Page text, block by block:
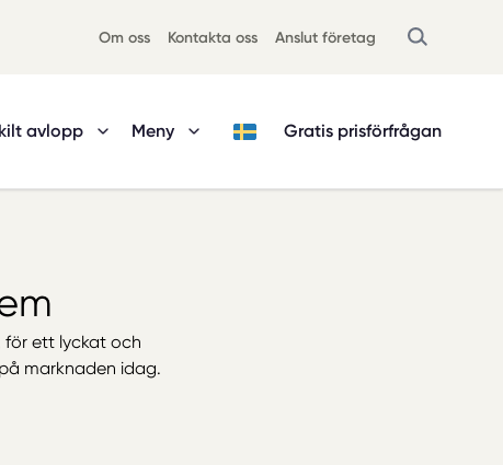
Om oss Kontakta oss Anslut företag
avlopp Meny Gratis prisförfrågan
för ett lyckat och
marknaden idag.